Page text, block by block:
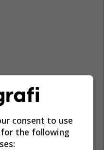
consent to use
the following